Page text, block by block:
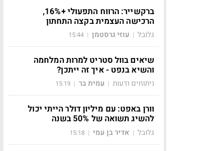
ברקשייר: הרווח התפעולי +16%,
הרכישה העצמית בקצה התחתון
גלובל | עוזי גרסטמן |
15:44
שיאים בוול סטריט למרות המלחמה
והשיא בנפט - איך זה ייתכן?
ניתוחים ודעות | עמית בר |
15:19
וורן באפט: עם מיליון דולר הייתי יכול
להשיג תשואה של 50% בשנה
גלובל | אדיר בן עמי |
15:18